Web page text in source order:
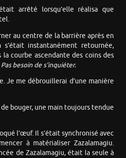
arrêté lorsqu’elle réalisa que
au centre de la barrière après en
instantanément retournée,
la courbe ascendante des coins des
Pas besoin de s’inquiéter.
Je me débrouillerai d’une manière
de bouger, une main toujours tendue
l’œuf. Il s’était synchronisé avec
à matérialiser Zazalamagiu.
de Zazalamagiu, était la seule à